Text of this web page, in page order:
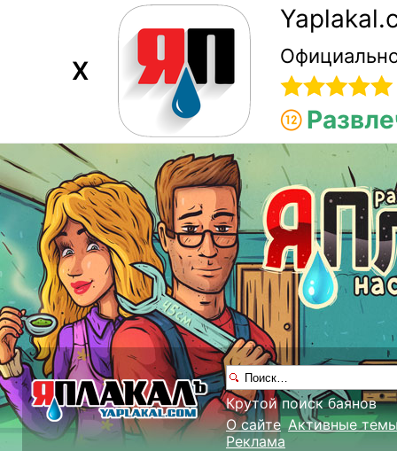
X
Крутой поиск баянов
О сайте Активные
Реклама